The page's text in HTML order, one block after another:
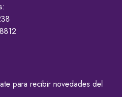
para recibir novedades del